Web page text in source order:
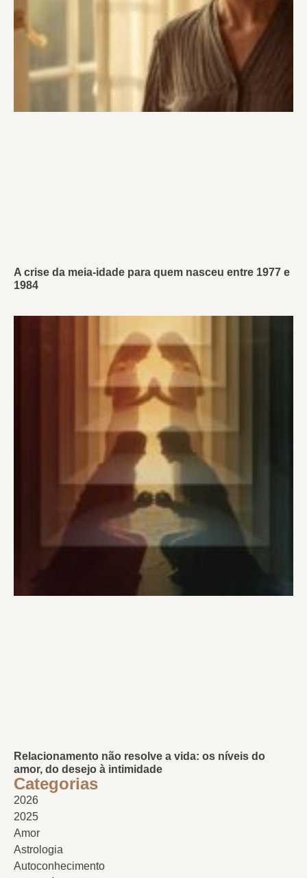
A crise da meia-idade para quem nasceu entre 1977 e
1984
Relacionamento não resolve a vida: os níveis do
amor, do desejo à intimidade
Categorias
2026
2025
Amor
Astrologia
Autoconhecimento